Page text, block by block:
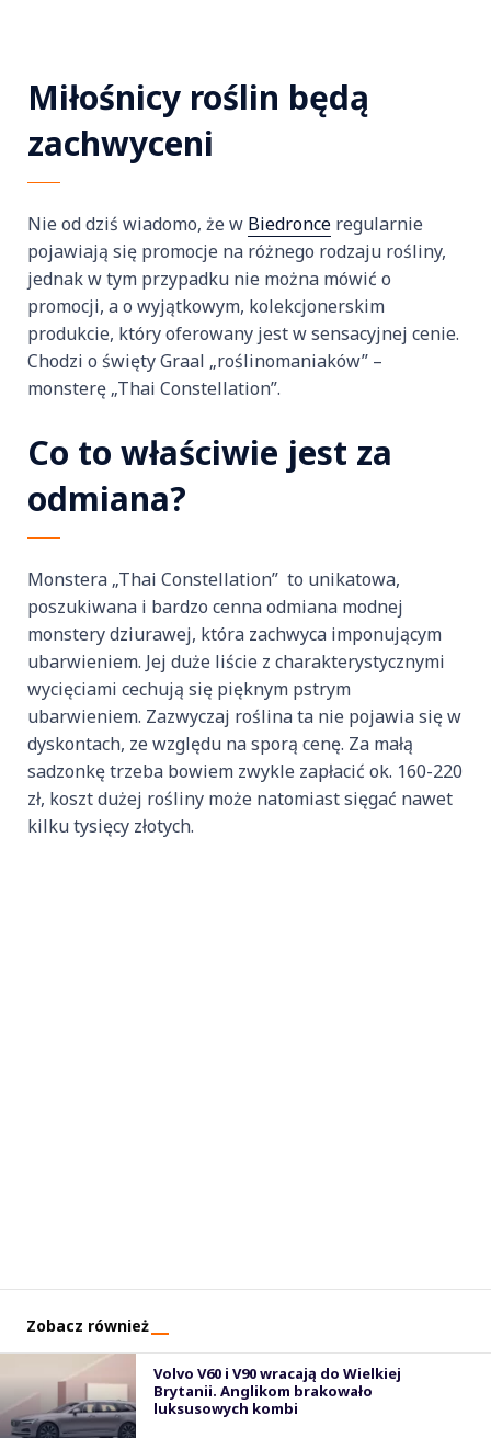
Miłośnicy roślin będą
zachwyceni
Nie od dziś wiadomo, że w Biedronce regularnie
pojawiają się promocje na różnego rodzaju rośliny,
jednak w tym przypadku nie można mówić o
promocji, a o wyjątkowym, kolekcjonerskim
produkcie, który oferowany jest w sensacyjnej cenie.
Chodzi o święty Graal „roślinomaniaków” –
monsterę „Thai Constellation”.
Co to właściwie jest za
odmiana?
Monstera „Thai Constellation” to unikatowa,
poszukiwana i bardzo cenna odmiana modnej
monstery dziurawej, która zachwyca imponującym
ubarwieniem. Jej duże liście z charakterystycznymi
wycięciami cechują się pięknym pstrym
ubarwieniem. Zazwyczaj roślina ta nie pojawia się w
dyskontach, ze względu na sporą cenę. Za małą
sadzonkę trzeba bowiem zwykle zapłacić ok. 160-220
zł, koszt dużej rośliny może natomiast sięgać nawet
kilku tysięcy złotych.
Zobacz również
Volvo V60 i V90 wracają do Wielkiej
Brytanii. Anglikom brakowało
luksusowych kombi